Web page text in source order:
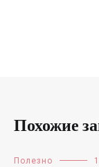
Похожие
Полезно